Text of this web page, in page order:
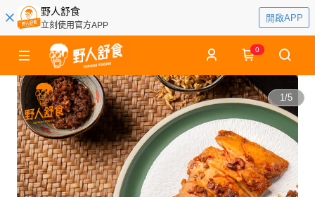
野人舒食
立刻使用官方APP
開啟APP
0
1/5